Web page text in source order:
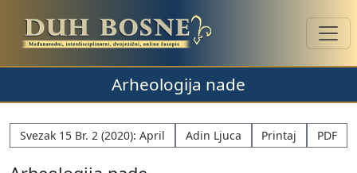
Arheologija nade
Svezak 15 Br. 2 (2020): April Adin Ljuca Printaj PDF